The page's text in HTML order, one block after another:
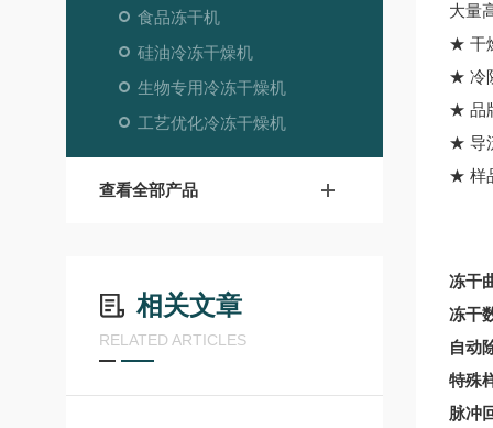
食品冻干机
硅油冷冻干燥机
生物专用冷冻干燥机
工艺优化冷冻干燥机
查看全部产品
相关文章
RELATED ARTICLES
大量
★ 干
★ 冷
★ 品
★ 导
★ 样
冻干
冻干
自动
特殊
脉冲